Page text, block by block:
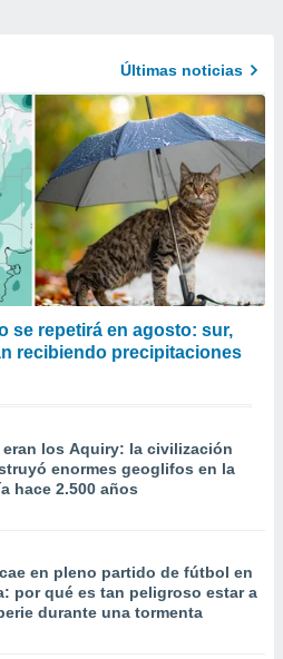
Últimas noticias
se repetirá en agosto: sur,
recibiendo precipitaciones
eran los Aquiry: la civilización
enormes geoglifos en la
hace 2.500 años
en pleno partido de fútbol en
por qué es tan peligroso estar a
durante una tormenta